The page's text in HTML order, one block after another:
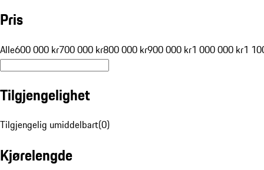
Pris
Alle600 000 kr700 000 kr800 000 kr900 000 kr1 000 000 kr1
Tilgjengelighet
Tilgjengelig umiddelbart(0)
Kjørelengde